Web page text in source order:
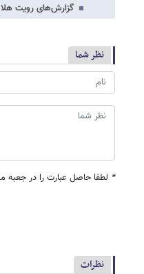
گزارش‌های رویت هلال تایید نشد،
نظر شما
* لطفا حاصل عبارت را در جعبه
نظرات